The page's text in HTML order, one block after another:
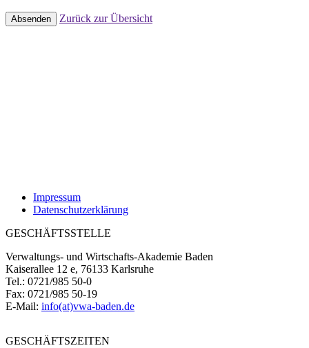
Absenden Zurück zur Übersicht
Impressum
Datenschutzerklärung
GESCHÄFTSSTELLE
Verwaltungs- und Wirtschafts-Akademie Baden
Kaiserallee 12 e, 76133 Karlsruhe
Tel.: 0721/985 50-0
Fax: 0721/985 50-19
E-Mail: info(at)vwa-baden.de
GESCHÄFTSZEITEN